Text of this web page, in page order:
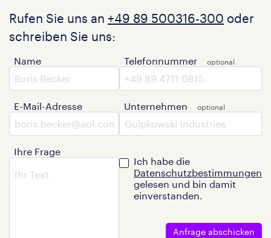
Rufen Sie uns an +49 89 500316-300 oder
schreiben Sie uns:
Name
E-Mail-Adresse
Ihre Frage
Telefonnummer
Unternehmen
Ich habe die
Datenschutzbestimmungen
gelesen und bin damit
einverstanden.
Anfrage abschicken